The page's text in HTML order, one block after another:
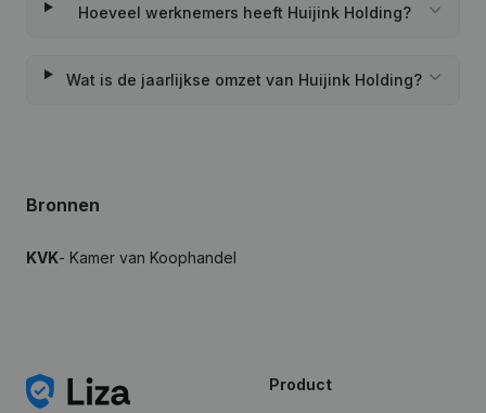
Hoeveel werknemers heeft Huijink Holding?
Wat is de jaarlijkse omzet van Huijink Holding?
Bronnen
KVK- Kamer van Koophandel
Product